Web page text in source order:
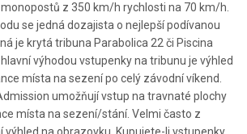
z 350 km/h rychlosti na 70 km/h.
se jedná dozajista o nejlepší podívanou
je krytá tribuna Parabolica 22 či Piscina
výhodou vstupenky na tribunu je výhled
místa na sezení po celý závodní víkend.
umožňují vstup na travnaté plochy
místa na sezení/stání. Velmi často z